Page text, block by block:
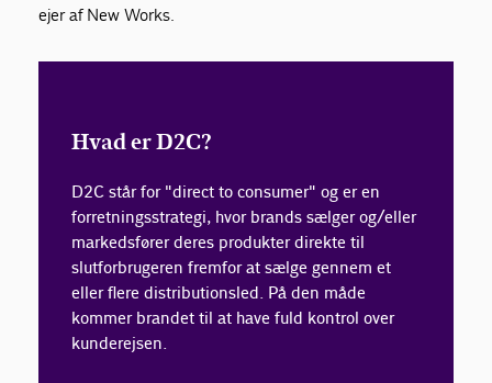
ejer af New Works.
Hvad er D2C?
D2C står for "direct to consumer" og er en
forretningsstrategi, hvor brands sælger og/eller
markedsfører deres produkter direkte til
slutforbrugeren fremfor at sælge gennem et
eller flere distributionsled. På den måde
kommer brandet til at have fuld kontrol over
kunderejsen.